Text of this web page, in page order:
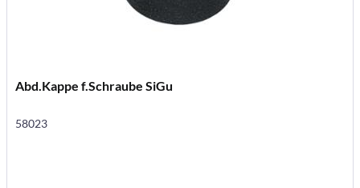
Abd.Kappe f.Schraube SiGu
58023